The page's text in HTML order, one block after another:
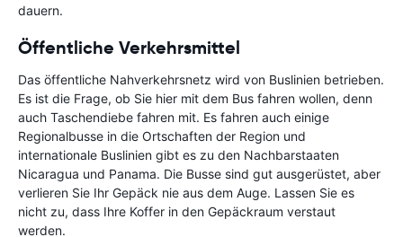
dauern.
Öffentliche Verkehrsmittel
Das öffentliche Nahverkehrsnetz wird von Buslinien betrieben.
Es ist die Frage, ob Sie hier mit dem Bus fahren wollen, denn
auch Taschendiebe fahren mit. Es fahren auch einige
Regionalbusse in die Ortschaften der Region und
internationale Buslinien gibt es zu den Nachbarstaaten
Nicaragua und Panama. Die Busse sind gut ausgerüstet, aber
verlieren Sie Ihr Gepäck nie aus dem Auge. Lassen Sie es
nicht zu, dass Ihre Koffer in den Gepäckraum verstaut
werden.